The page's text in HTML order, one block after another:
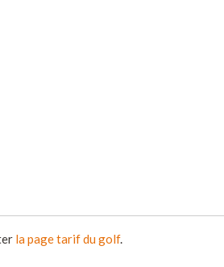
la page tarif du golf.